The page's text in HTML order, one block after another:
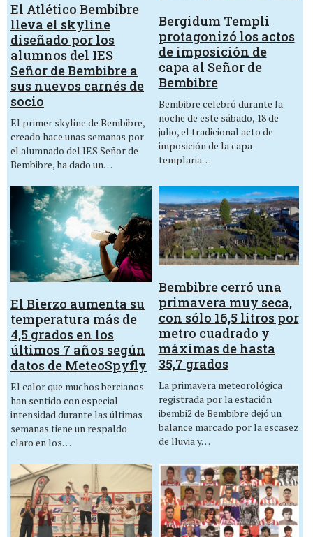
El Atlético Bembibre
lleva el skyline
diseñado por los
alumnos del IES
Señor de Bembibre a
sus nuevos carnés de
socio
El primer skyline de Bembibre,
creado hace unas semanas por
el alumnado del IES Señor de
Bembibre, ha dado un…
Bergidum Templi
protagonizó los actos
de imposición de
capa al Señor de
Bembibre
Bembibre celebró durante la
noche de este sábado, 18 de
julio, el tradicional acto de
imposición de la capa
templaria…
El Bierzo aumenta su
temperatura más de
4,5 grados en los
últimos 7 años según
datos de MeteoSpyfly
El calor que muchos bercianos
han sentido con especial
intensidad durante las últimas
semanas tiene un respaldo
claro en los…
Bembibre cerró una
primavera muy seca,
con sólo 16,5 litros por
metro cuadrado y
máximas de hasta
35,7 grados
La primavera meteorológica
registrada por la estación
ibembi2 de Bembibre dejó un
balance marcado por la escasez
de lluvia y…